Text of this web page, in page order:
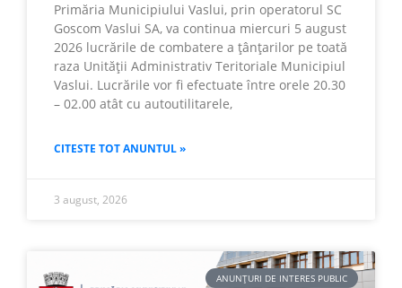
Primăria Municipiului Vaslui, prin operatorul SC
Goscom Vaslui SA, va continua miercuri 5 august
2026 lucrările de combatere a țânțarilor pe toată
raza Unității Administrativ Teritoriale Municipiul
Vaslui. Lucrările vor fi efectuate între orele 20.30
– 02.00 atât cu autoutilitarele,
CITESTE TOT ANUNTUL »
3 august, 2026
ANUNȚURI DE INTERES PUBLIC